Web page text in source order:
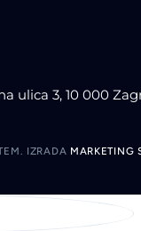
ulica 3, 10 000
IZRADA MARKETING